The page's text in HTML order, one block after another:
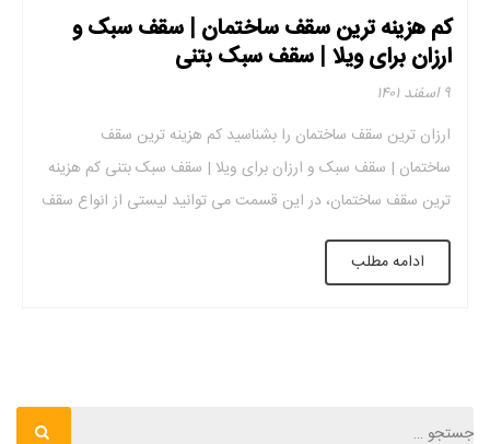
کم هزینه ترین سقف ساختمان | سقف سبک و
ارزان برای ویلا | سقف سبک بتنی
۹ اسفند ۱۴۰۱
ارزان ترین سقف ساختمان را بشناسید کم هزینه ترین سقف
ساختمان | سقف سبک و ارزان برای ویلا | سقف سبک بتنی کم هزینه
ترین سقف ساختمان، در این قسمت می توانید لیستی از انواع سقف
های ارزان قیمت سفارش داده شده از ارزان ترین تا گران ترین را
مشاهده کنید. هنگام انتخاب هر یک از […]
ادامه مطلب